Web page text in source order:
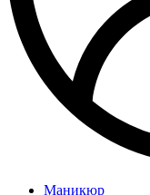
Маникюр